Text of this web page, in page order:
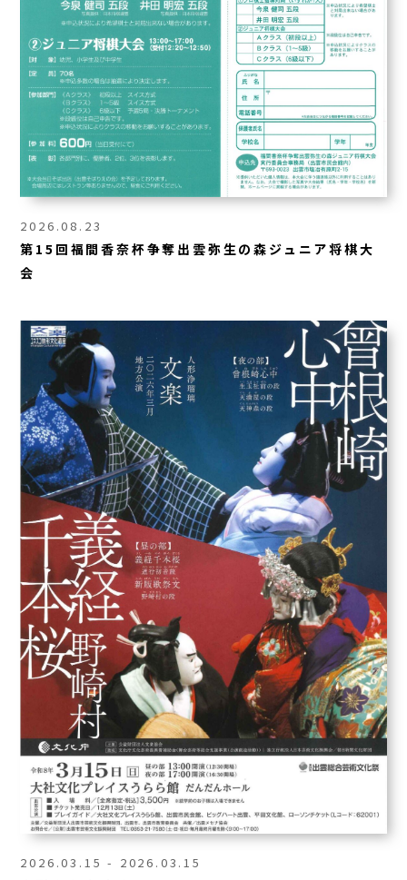
2026.08.23
第15回福間香奈杯争奪出雲弥生の森ジュニア将棋大
会
2026.03.15 - 2026.03.15